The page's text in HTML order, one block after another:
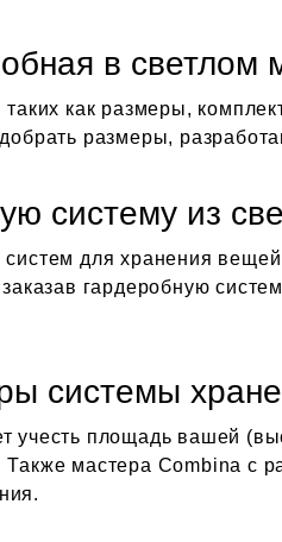
в светлом
таких как размеры,
размеры,
систему из
для хранения
гардеробную
системы
учесть площадь вашей
мастера Combina с